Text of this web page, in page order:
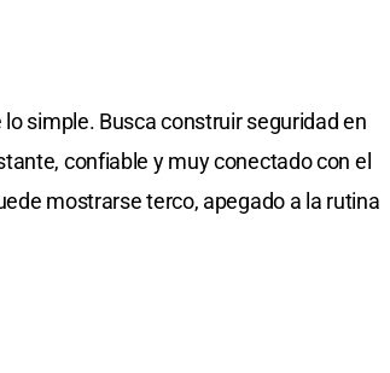
simple. Busca construir seguridad en
confiable y muy conectado con el
mostrarse terco, apegado a la rutina